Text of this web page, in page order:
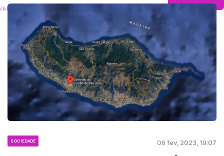
SOCIEDADE 06 fev, 2023, 19:07